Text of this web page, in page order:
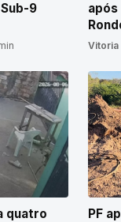
9
após
Vitoria
quatro
PF